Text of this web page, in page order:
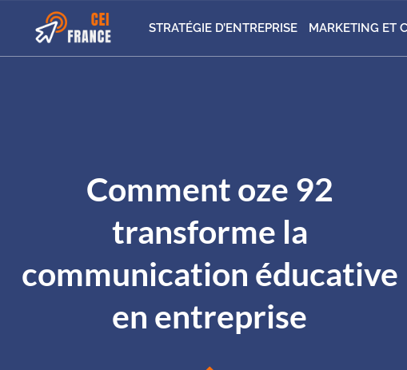
STRATÉGIE D’ENTREPRISE MARKETING ET
Comment oze 92
transforme la
communication éducative
en entreprise